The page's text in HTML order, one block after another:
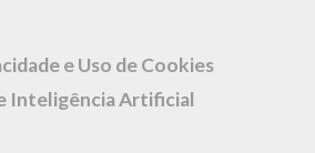
e Uso de Cookies
Inteligência Artificial